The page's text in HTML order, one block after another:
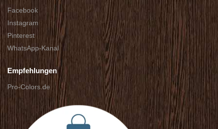
Facebook
Instagram
Pinterest
WhatsApp-Kanal
Empfehlungen
Pro-Colors.de